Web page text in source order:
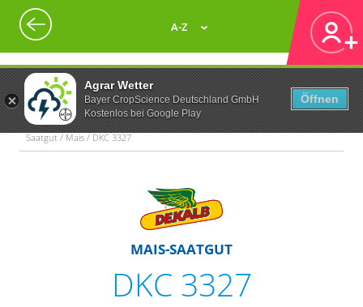
Agrar Wetter
Bayer CropScience Deutschland GmbH
Kostenlos bei Google Play
Öffnen
A-Z
Saatgut / Mais / DKC 3327
MAIS-SAATGUT
DKC 3327